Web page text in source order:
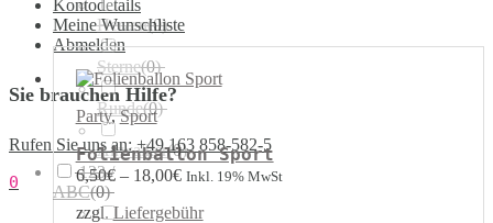
Kontodetails
Meine Wunschliste
Abmelden
Sie brauchen Hilfe?
Rufen Sie uns an: +49 163 858-582-5
0
Party,Sport
Folienballon Sport
6,50€– 18,00€ Inkl. 19% MwSt
zzgl.Liefergebühr
Herzen(0)
Sterne(0)
Runde(0)
Airwalker(0)
123 /
ABC(0)